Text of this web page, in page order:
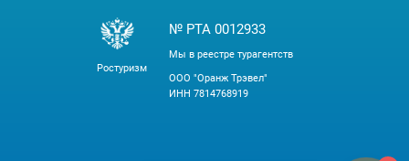
ООО "Оранж Трэвел"
ИНН 7814768919
Мы в реестре турагентств
Ростуризм
№ РТА 0012933